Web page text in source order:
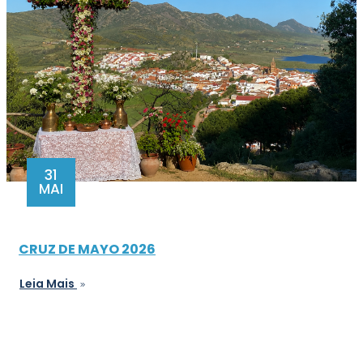
31
MAI
CRUZ DE MAYO 2026
Leia Mais